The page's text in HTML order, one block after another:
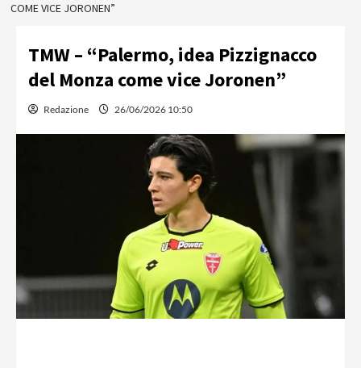
COME VICE JORONEN”
TMW – “Palermo, idea Pizzignacco
del Monza come vice Joronen”
Redazione 26/06/2026 10:50